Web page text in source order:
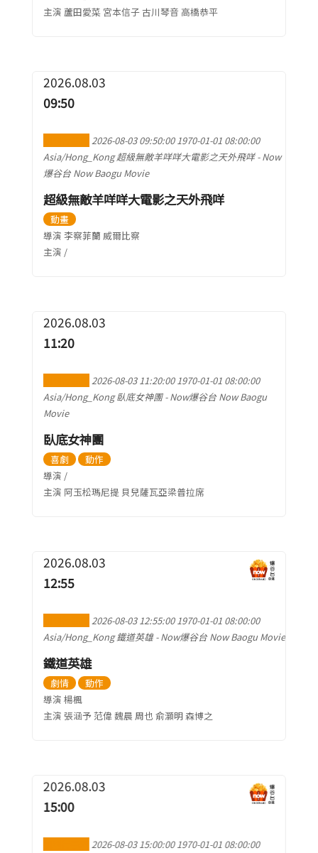
主演 蘆田愛菜 宮本信子 古川琴音 高橋恭平
2026.08.03
09:50
2026-08-03 09:50:00 1970-01-01 08:00:00
Asia/Hong_Kong 超級無敵羊咩咩大電影之天外飛咩 - Now
爆谷台 Now Baogu Movie
超級無敵羊咩咩大電影之天外飛咩
動畫
導演 李察菲蘭 威爾比察
主演 /
2026.08.03
11:20
2026-08-03 11:20:00 1970-01-01 08:00:00
Asia/Hong_Kong 臥底女神團 - Now爆谷台 Now Baogu
Movie
臥底女神團
喜劇
動作
導演 /
主演 阿玉松瑪尼提 貝兒薩瓦亞梁普拉席
2026.08.03
12:55
2026-08-03 12:55:00 1970-01-01 08:00:00
Asia/Hong_Kong 鐵道英雄 - Now爆谷台 Now Baogu Movie
鐵道英雄
劇情
動作
導演 楊楓
主演 張涵予 范偉 魏晨 周也 俞灝明 森博之
2026.08.03
15:00
2026-08-03 15:00:00 1970-01-01 08:00:00